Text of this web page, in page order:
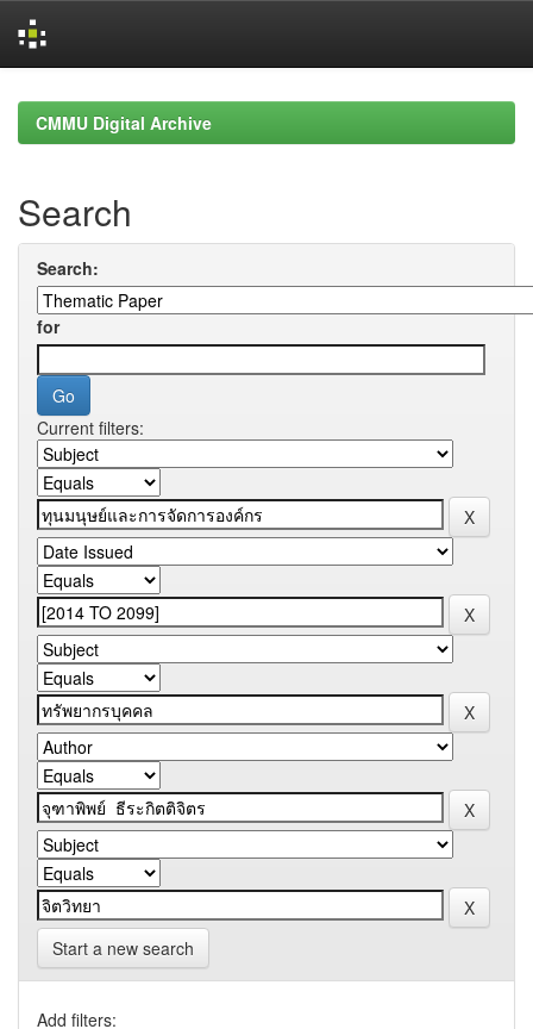
navigationCMMU Digital Archive
Search
Search:
for
Current filters:
Start a new search
Add filters: